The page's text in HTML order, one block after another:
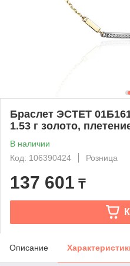
Браслет ЭСТЕТ
1.53 г золото,
В наличии
Код: 106390424
Розница
137 601 ₸
Описание